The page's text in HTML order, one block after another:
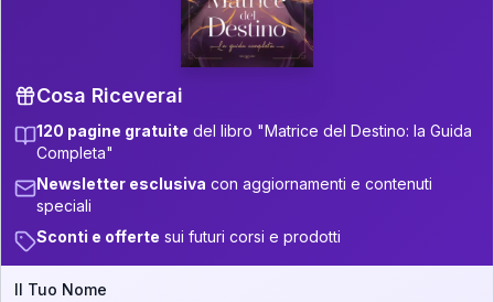
gratuita
Scorri più in basso per vedere
un'interpretazione parziale gratuita della tua
Iscriviti alla newsletter per ricevere
aggiornamenti quando sarà disponibile.
Cosa Riceverai
120 pagine gratuite del libro "Matrice del Destino: la Guida
Completa"
Newsletter esclusiva con aggiornamenti e contenuti
speciali
Sconti e offerte sui futuri corsi e prodotti
Il Tuo Nome